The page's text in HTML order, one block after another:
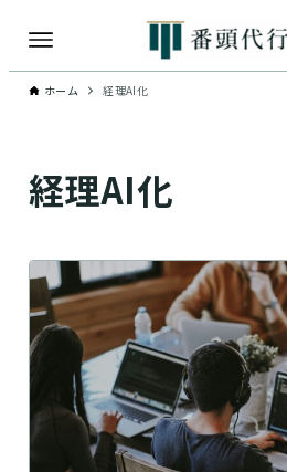
ホーム 経理AI化
経理AI化